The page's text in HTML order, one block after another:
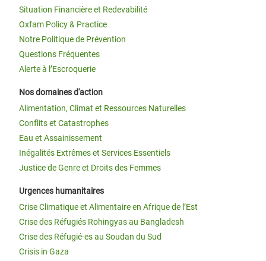
Situation Financière et Redevabilité
Oxfam Policy & Practice
Notre Politique de Prévention
Questions Fréquentes
Alerte à l’Escroquerie
Nos domaines d'action
Alimentation, Climat et Ressources Naturelles
Conflits et Catastrophes
Eau et Assainissement
Inégalités Extrêmes et Services Essentiels
Justice de Genre et Droits des Femmes
Urgences humanitaires
Crise Climatique et Alimentaire en Afrique de l’Est
Crise des Réfugiés Rohingyas au Bangladesh
Crise des Réfugié·es au Soudan du Sud
Crisis in Gaza